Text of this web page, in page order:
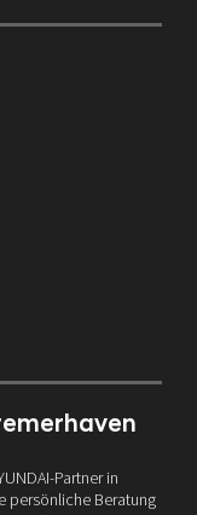
Partner in
persönliche Beratung